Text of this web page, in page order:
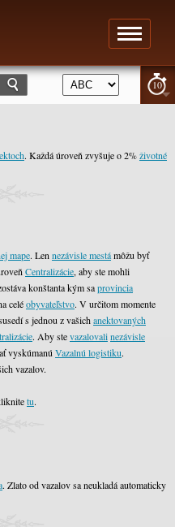
10
. Každá úroveň zvyšuje o 2%životné
mape. Len nezávisle mestámôžu byť
Centralizácie, aby ste mohli
konštanta kým saprovincia
celéobyvateľstvo. V určitom momente
s jednou z vašichanektovaných
. Aby stevazalovalinezávisle
vyskúmanú Vazalnú logistiku.
vazalov.
tu.
. Zlato od vazalov sa neukladá automaticky